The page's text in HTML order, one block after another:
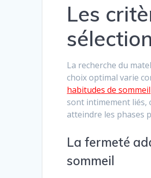
Les
La recherche du
choix optimal varie
habitudes de sommeil
sont intimement liés,
atteindre les phases
La fermeté
sommeil